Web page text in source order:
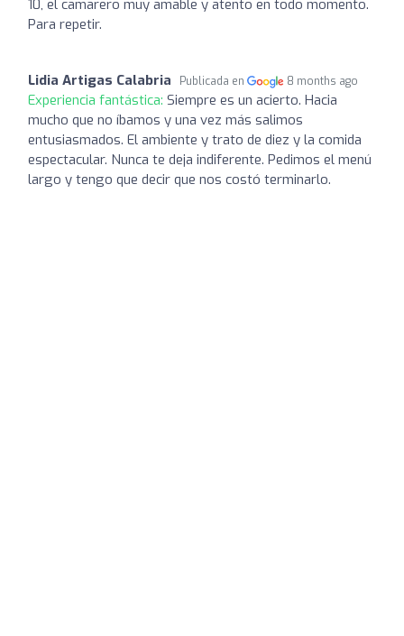
10, el camarero muy amable y atento en todo momento.
Para repetir.
Lidia Artigas Calabria Publicada en 8 months ago
Experiencia fantástica: Siempre es un acierto. Hacia
mucho que no íbamos y una vez más salimos
entusiasmados. El ambiente y trato de diez y la comida
espectacular. Nunca te deja indiferente. Pedimos el menú
largo y tengo que decir que nos costó terminarlo.